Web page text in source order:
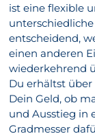
ist eine flexible
entscheidend,
einen anderen
wiederkehrend
Du erhältst
Dein Geld, ob
und Ausstieg in
Gradmesser